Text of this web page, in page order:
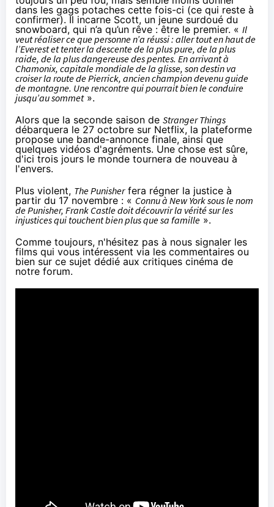
dans les gags potaches cette fois-ci (ce qui reste à
confirmer). Il incarne Scott, un jeune surdoué du
snowboard, qui n’a qu’un rêve : être le premier. « Il
veut réaliser ce que personne n’a réussi : aller tout en haut de
l’Everest et tenter la descente de la plus pure, de la plus
raide, de la plus dangereuse des pentes. En arrivant à
Chamonix, capitale mondiale de la glisse, son destin va
croiser la route de Pierrick, ancien champion devenu guide
de montagne. Une rencontre qui pourrait bien le conduire
jusqu’au sommet».
Alors que la seconde saison de Stranger Things
débarquera le 27 octobre sur Netflix, la plateforme
propose une bande-annonce finale, ainsi que
quelques vidéos d'agréments. Une chose est sûre,
d'ici trois jours le monde tournera de nouveau à
l'envers.
Plus violent, The Punisherfera régner la justice à
partir du 17 novembre : « Connu à New York sous le nom
de Punisher, Frank Castle doit découvrir la vérité sur les
injustices qui touchent bien plus que sa famille ».
Comme toujours, n'hésitez pas à nous signaler les
films qui vous intéressent via les commentaires ou
bien sur ce sujet dédié aux critiques cinéma de
notre forum.